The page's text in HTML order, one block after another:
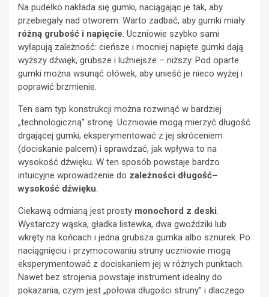
Na pudełko nakłada się gumki, naciągając je tak, aby
przebiegały nad otworem. Warto zadbać, aby gumki miały
różną grubość i napięcie. Uczniowie szybko sami
wyłapują zależność: cieńsze i mocniej napięte gumki dają
wyższy dźwięk, grubsze i luźniejsze – niższy. Pod oparte
gumki można wsunąć ołówek, aby unieść je nieco wyżej i
poprawić brzmienie.
Ten sam typ konstrukcji można rozwinąć w bardziej
„technologiczną” stronę. Uczniowie mogą mierzyć długość
drgającej gumki, eksperymentować z jej skróceniem
(dociskanie palcem) i sprawdzać, jak wpływa to na
wysokość dźwięku. W ten sposób powstaje bardzo
intuicyjne wprowadzenie do zależności długość–
wysokość dźwięku.
Ciekawą odmianą jest prosty monochord z deski.
Wystarczy wąska, gładka listewka, dwa gwoździki lub
wkręty na końcach i jedna grubsza gumka albo sznurek. Po
naciągnięciu i przymocowaniu struny uczniowie mogą
eksperymentować z dociskaniem jej w różnych punktach.
Nawet bez strojenia powstaje instrument idealny do
pokazania, czym jest „połowa długości struny” i dlaczego